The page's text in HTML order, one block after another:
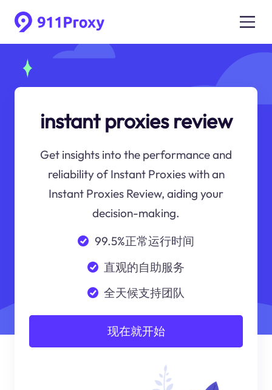
instant proxies review
Get insights into the performance and
reliability of Instant Proxies with an
Instant Proxies Review, aiding your
decision-making.
99.5%正常运行时间
直观的自助服务
全天候支持团队
现在就开始